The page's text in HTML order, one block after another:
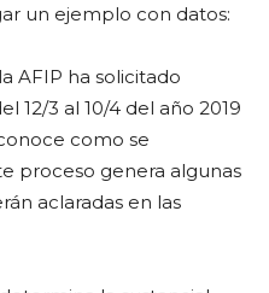
un ejemplo con datos:
AFIP ha solicitado
12/3 al 10/4 del año 2019
como se
proceso genera algunas
aclaradas en las